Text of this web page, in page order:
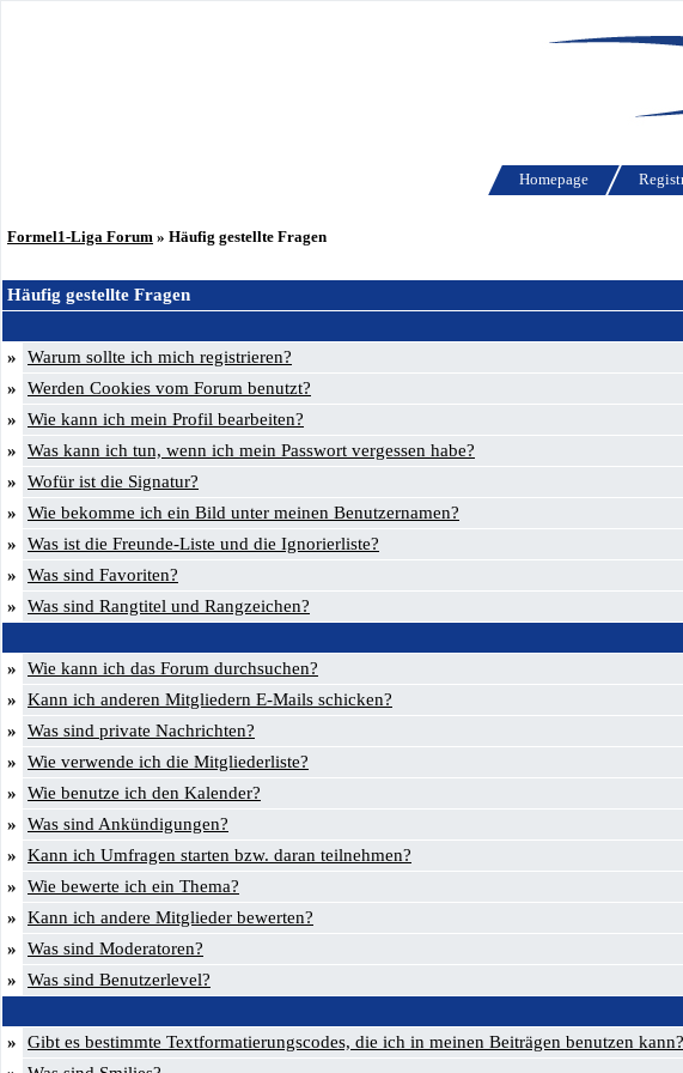
Homepage
Formel1-Liga Forum » Häufig gestellte Fragen
Häufig gestellte Fragen
»
Warum sollte ich mich registrieren?
»
Werden Cookies vom Forum benutzt?
»
Wie kann ich mein Profil bearbeiten?
»
Was kann ich tun, wenn ich mein Passwort vergessen habe?
»
Wofür ist die Signatur?
»
Wie bekomme ich ein Bild unter meinen Benutzernamen?
»
Was ist die Freunde-Liste und die Ignorierliste?
»
Was sind Favoriten?
»
Was sind Rangtitel und Rangzeichen?
»
Wie kann ich das Forum durchsuchen?
»
Kann ich anderen Mitgliedern E-Mails schicken?
»
Was sind private Nachrichten?
»
Wie verwende ich die Mitgliederliste?
»
Wie benutze ich den Kalender?
»
Was sind Ankündigungen?
»
Kann ich Umfragen starten bzw. daran teilnehmen?
»
Wie bewerte ich ein Thema?
»
Kann ich andere Mitglieder bewerten?
»
Was sind Moderatoren?
»
Was sind Benutzerlevel?
»
Gibt es bestimmte Textformatierungscodes, die ich in meinen Beiträgen benutzen kann?